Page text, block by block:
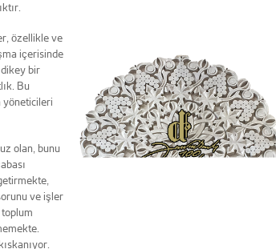
özellikle ve
içerisinde
bir
Bu
yöneticileri
olan, bunu
ve işler